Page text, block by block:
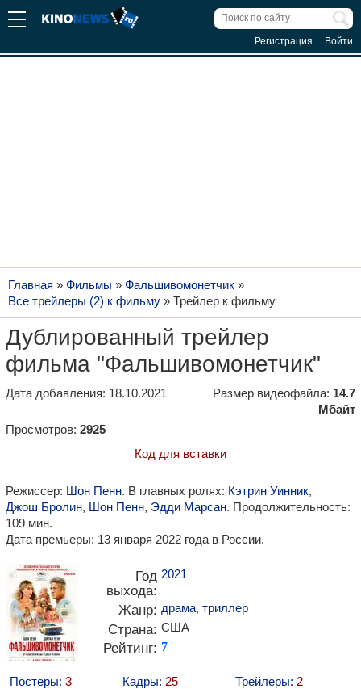
Регистрация Войти
Главная » Фильмы » Фальшивомонетчик »
Все трейлеры (2) к фильму » Трейлер к фильму
Дублированный трейлер
фильма "Фальшивомонетчик"
Дата добавления: 18.10.2021 Размер видеофайла: 14.7
Мбайт
Просмотров: 2925
Код для вставки
Режиссер: Шон Пенн. В главных ролях: Кэтрин Уинник,
Джош Бролин, Шон Пенн, Эдди Марсан. Продолжительность:
109 мин.
Дата премьеры: 13 января 2022 года в России.
Год
выхода:
2021
Жанр: драма, триллер
Страна: США
Рейтинг: 7
Постеры: 3 Кадры: 25 Трейлеры: 2